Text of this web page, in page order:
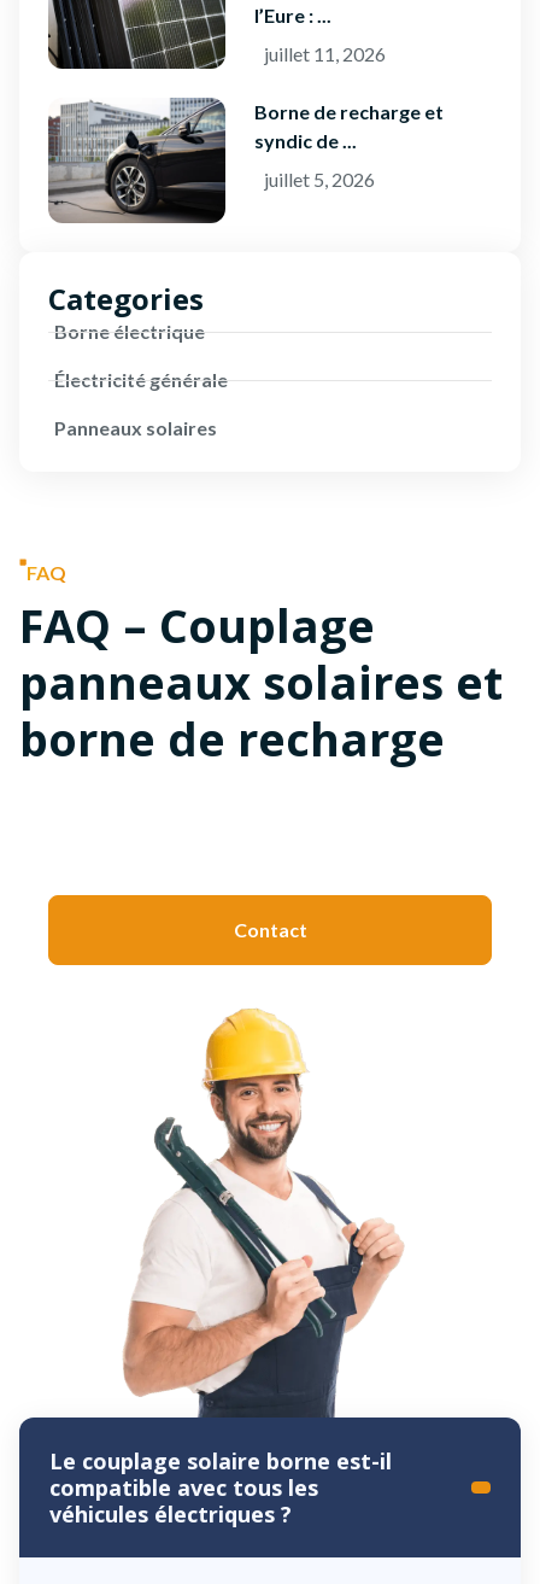
l’Eure : ...
juillet 11, 2026
Borne de recharge et
syndic de ...
juillet 5, 2026
Categories
Borne électrique
Électricité générale
Panneaux solaires
FAQ
FAQ – Couplage
panneaux solaires et
borne de recharge
Contact
Le couplage solaire borne est-il
compatible avec tous les
véhicules électriques ?